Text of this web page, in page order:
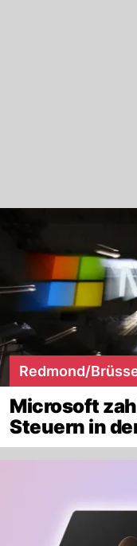
Redmond/
Microsoft
Steuern in